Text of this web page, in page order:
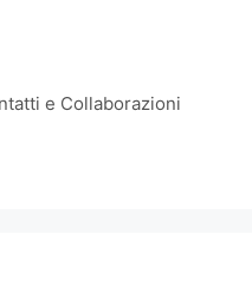
e Collaborazioni